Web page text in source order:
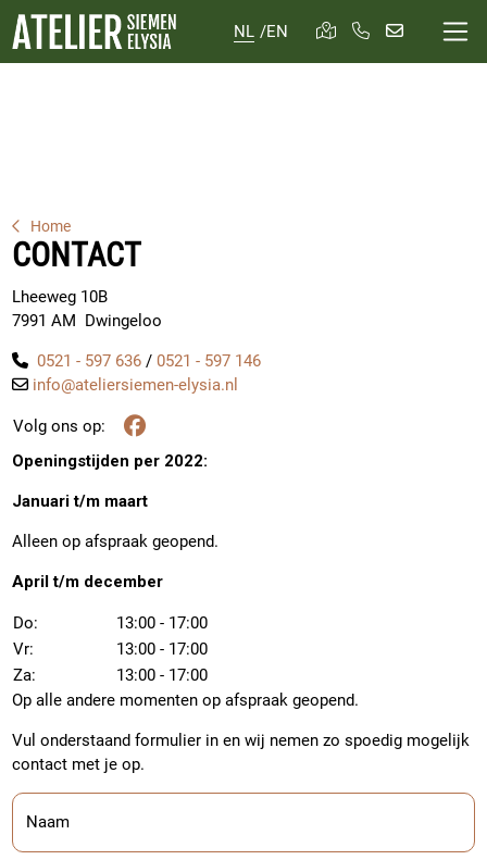
NL /EN
Home
CONTACT
Lheeweg 10B
7991 AM Dwingeloo
0521 - 597 636 /0521 - 597 146
info@ateliersiemen-elysia.nl
Volg ons op:
Volg ons op Facebook
Openingstijden per 2022:
Januari t/m maart
Alleen op afspraak geopend.
April t/m december
Do:
13:00 - 17:00
Vr:
13:00 - 17:00
Za:
13:00 - 17:00
Op alle andere momenten op afspraak geopend.
Vul onderstaand formulier in en wij nemen zo spoedig mogelijk
contact met je op.
Naam